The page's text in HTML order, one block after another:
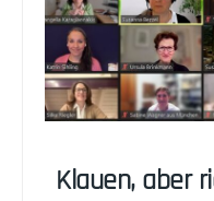
Klauen, aber